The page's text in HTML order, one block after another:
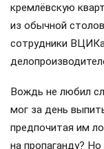
кремлёвскую
из обычной
сотрудники
Вождь не любил
мог за день
предпочитая им
на пропаганду?